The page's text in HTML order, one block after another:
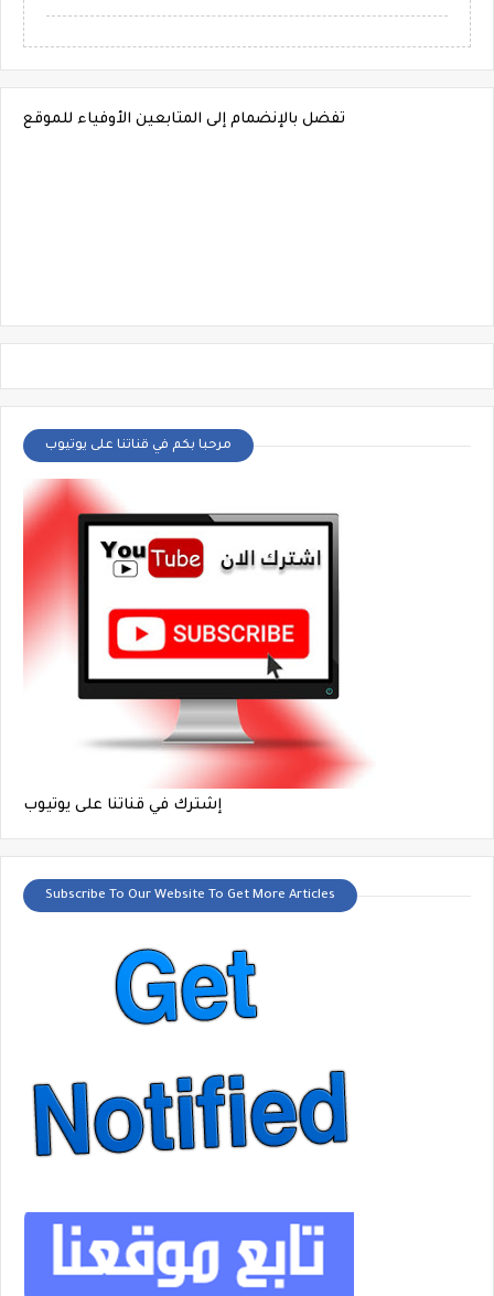
تفضل بالإنضمام إلى المتابعين الأوفياء للموقع
مرحبا بكم في قناتنا على يوتيوب
إشترك في قناتنا على يوتيوب
Subscribe To Our Website To Get More Articles